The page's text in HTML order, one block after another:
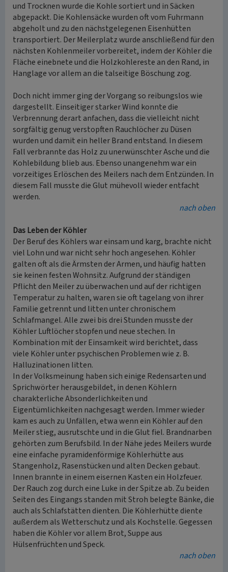
und Trocknen wurde die Kohle sortiert und in Säcken
abgepackt. Die Kohlensäcke wurden oft vom Fuhrmann
abgeholt und zu den nächstgelegenen Eisenhütten
transportiert. Der Meilerplatz wurde anschließend für den
nächsten Kohlenmeiler vorbereitet, indem der Köhler die
Fläche einebnete und die Holzkohlereste an den Rand, in
Hanglage vor allem an die talseitige Böschung zog.
Doch nicht immer ging der Vorgang so reibungslos wie
dargestellt. Einseitiger starker Wind konnte die
Verbrennung derart anfachen, dass die vielleicht nicht
sorgfältig genug verstopften Rauchlöcher zu Düsen
wurden und damit ein heller Brand entstand. In diesem
Fall verbrannte das Holz zu unerwünschter Asche und die
Kohlebildung blieb aus. Ebenso unangenehm war ein
vorzeitiges Erlöschen des Meilers nach dem Entzünden. In
diesem Fall musste die Glut mühevoll wieder entfacht
werden.
nach oben
Das Leben der Köhler
Der Beruf des Köhlers war einsam und karg, brachte nicht
viel Lohn und war nicht sehr hoch angesehen. Köhler
galten oft als die Ärmsten der Armen, und häufig hatten
sie keinen festen Wohnsitz. Aufgrund der ständigen
Pflicht den Meiler zu überwachen und auf der richtigen
Temperatur zu halten, waren sie oft tagelang von ihrer
Familie getrennt und litten unter chronischem
Schlafmangel. Alle zwei bis drei Stunden musste der
Köhler Luftlöcher stopfen und neue stechen. In
Kombination mit der Einsamkeit wird berichtet, dass
viele Köhler unter psychischen Problemen wie z. B.
Halluzinationen litten.
In der Volksmeinung haben sich einige Redensarten und
Sprichwörter herausgebildet, in denen Köhlern
charakterliche Absonderlichkeiten und
Eigentümlichkeiten nachgesagt werden. Immer wieder
kam es auch zu Unfällen, etwa wenn ein Köhler auf den
Meiler stieg, ausrutschte und in die Glut fiel. Brandnarben
gehörten zum Berufsbild. In der Nähe jedes Meilers wurde
eine einfache pyramidenförmige Köhlerhütte aus
Stangenholz, Rasenstücken und alten Decken gebaut.
Innen brannte in einem eisernen Kasten ein Holzfeuer.
Der Rauch zog durch eine Luke in der Spitze ab. Zu beiden
Seiten des Eingangs standen mit Stroh belegte Bänke, die
auch als Schlafstätten dienten. Die Köhlerhütte diente
außerdem als Wetterschutz und als Kochstelle. Gegessen
haben die Köhler vor allem Brot, Suppe aus
Hülsenfrüchten und Speck.
nach oben